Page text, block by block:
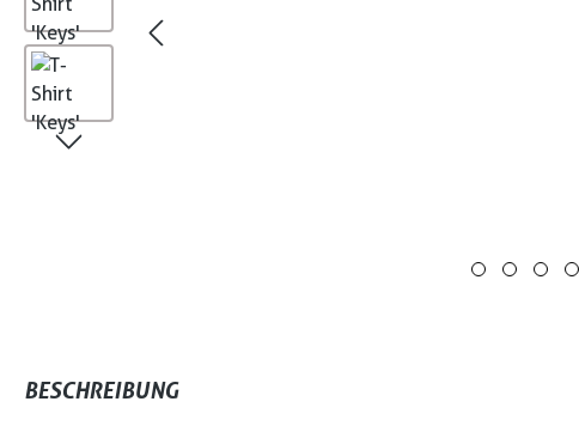
BESCHREIBUNG